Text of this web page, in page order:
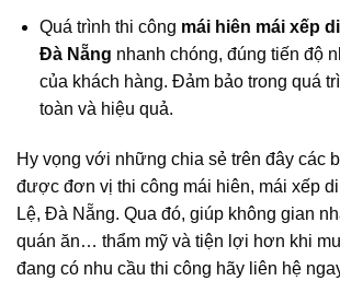
Quá trình thi công mái hiên mái xếp
Đà Nẵng nhanh chóng, đúng tiến độ
của khách hàng. Đảm bảo trong quá
toàn và hiệu quả.
Hy vọng với những chia sẻ trên đây các
được đơn vị thi công mái hiên, mái xếp
Lệ, Đà Nẵng. Qua đó, giúp không gian
quán ăn… thẩm mỹ và tiện lợi hơn khi
đang có nhu cầu thi công hãy liên hệ